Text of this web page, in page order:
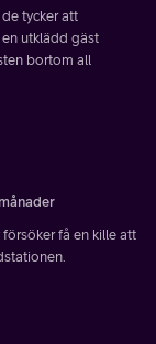
tycker att
utklädd gäst
bortom all
få en kille att